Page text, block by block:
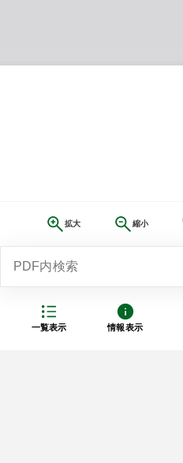
一覧表示 情報表示
拡大 縮小